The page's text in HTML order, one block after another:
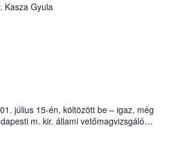
Kasza Gyula
július 15-én, költözött be – igaz, még
m. kir. állami vetőmagvizsgáló
15. szám alatti, Czigler Győző által